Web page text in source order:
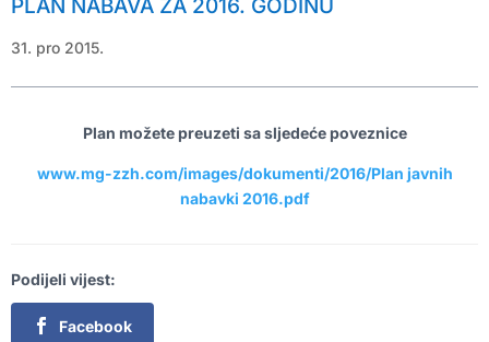
PLAN NABAVA ZA 2016. GODINU
Plan možete preuzeti sa sljedeće poveznice
www.mg-zzh.com/images/dokumenti/2016/Plan javnih
nabavki 2016.pdf
Podijeli vijest:
 Facebook